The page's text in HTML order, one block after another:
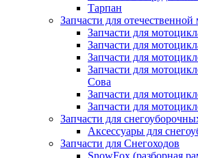
Тарпан
Запчасти для
Запчасти для
Запчасти для
Запчасти для
Запчасти для
Сова
Запчасти для
Запчасти для
Запчасти для
Аксессуары для
Запчасти для Снегоходов
SnowFox (разборная